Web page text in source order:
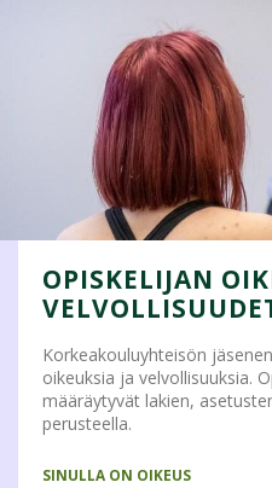
OPISKELIJAN
Korkeakouluyhteisön
oikeuksia ja velvollisuuksia.
määräytyvät lakien,
perusteella.
SINULLA ON OIKEUS